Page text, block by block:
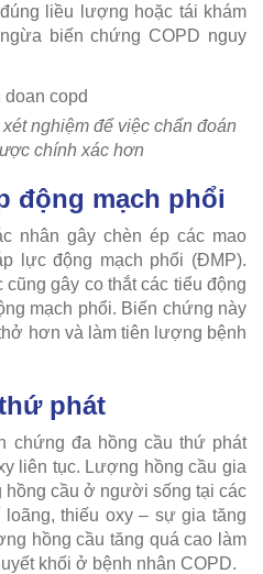
liều lượng hoặc tái khám
biến chứng COPD nguy
nghiệm để việc chẩn đoán
chính xác hơn
động mạch phổi
nhân gây chèn ép các mao
lực động mạch phổi (ĐMP).
gây co thắt các tiểu động
mạch phổi. Biến chứng này
hơn và làm tiên lượng bệnh
phát
chứng đa hồng cầu thứ phát
liên tục. Lượng hồng cầu gia
cầu ở người sống tại các
thiếu oxy – sự gia tăng
hồng cầu tăng quá cao làm
khối ở bệnh nhân COPD.